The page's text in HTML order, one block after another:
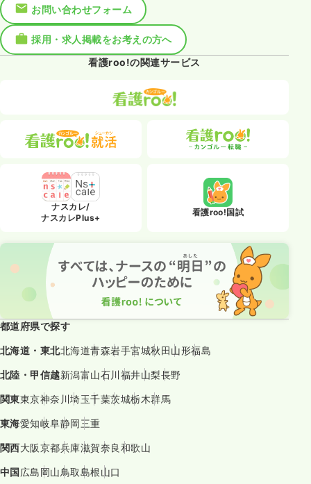
お問い合わせフォーム
採用・求人掲載をお考えの方へ
看護roo!の関連サービス
ナスカレ/
ナスカレPlus+
看護roo!国試
都道府県で探す
北海道・東北北海道青森岩手宮城秋田 山形福島
北陸・甲信越新潟富山石川 福井山梨長野
関東東京神奈川埼玉千葉茨城栃木群馬
東海愛知岐阜静岡三重
関西大阪京都兵庫滋賀奈良和歌山
中国 広島 岡山鳥取島根山口